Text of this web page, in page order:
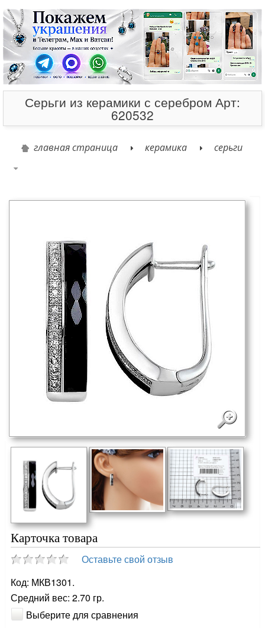
Серьги из керамики с серебром Арт:
620532
главная страница керамика серьги
Карточка товара
Оставьте свой отзыв
Код: МКВ1301.
Средний вес: 2.70 гр.
Выберите для сравнения